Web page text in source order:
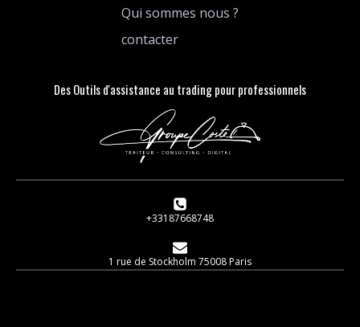
Qui sommes nous ?
contacter
Des Outils d'assistance au trading pour professionnels
+33187668748
1 rue de Stockholm 75008 Paris